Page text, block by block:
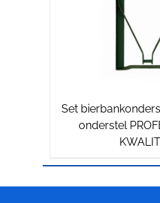
Set
onderstel